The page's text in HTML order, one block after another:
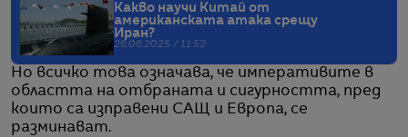
Какво научи Китай от
американската атака срещу
Иран?
26.06.2025 / 11:52
Но всичко това означава, че императивите в
областта на отбраната и сигурността, пред
които са изправени САЩ и Европа, се
разминават.